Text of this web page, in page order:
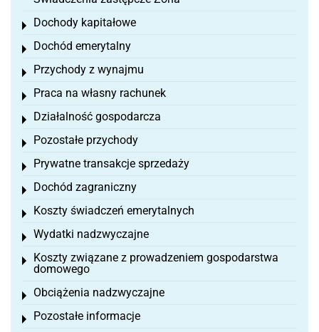
Dochody kapitałowe
Toggle menu
Dochód emerytalny
Toggle menu
Przychody z wynajmu
Toggle menu
Praca na własny rachunek
Toggle menu
Działalność gospodarcza
Toggle menu
Pozostałe przychody
Toggle menu
Prywatne transakcje sprzedaży
Toggle menu
Dochód zagraniczny
Toggle menu
Koszty świadczeń emerytalnych
Toggle menu
Wydatki nadzwyczajne
Toggle menu
Koszty związane z prowadzeniem gospodarstwa
domowego
Toggle menu
Obciążenia nadzwyczajne
Toggle menu
Pozostałe informacje
Toggle menu